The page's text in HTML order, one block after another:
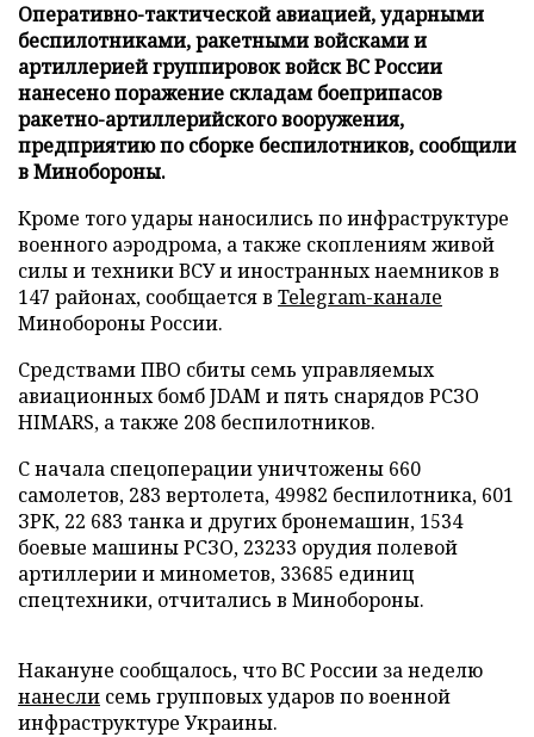
Оперативно-тактической авиацией, ударными
беспилотниками, ракетными войсками и
артиллерией группировок войск ВС России
нанесено поражение складам боеприпасов
ракетно-артиллерийского вооружения,
предприятию по сборке беспилотников, сообщили
в Минобороны.
Кроме того удары наносились по инфраструктуре
военного аэродрома, а также скоплениям живой
силы и техники ВСУ и иностранных наемников в
147 районах, сообщается в Telegram-канале
Минобороны России.
Средствами ПВО сбиты семь управляемых
авиационных бомб JDAM и пять снарядов РСЗО
HIMARS, а также 208 беспилотников.
С начала спецоперации уничтожены 660
самолетов, 283 вертолета, 49982 беспилотника, 601
ЗРК, 22 683 танка и других бронемашин, 1534
боевые машины РСЗО, 23233 орудия полевой
артиллерии и минометов, 33685 единиц
спецтехники, отчитались в Минобороны.
Накануне сообщалось, что ВС России за неделю
нанесли семь групповых ударов по военной
инфраструктуре Украины.